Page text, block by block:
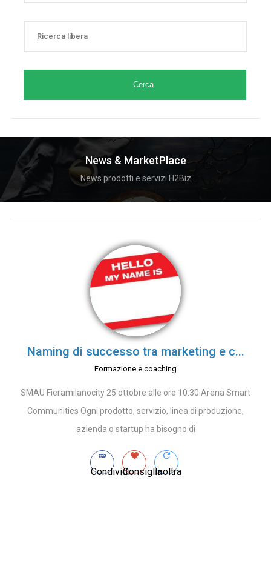
Cerca
News & MarketPlace
News prodotti e servizi H2Biz
Naming di successo tra marketing e c...
Formazione e coaching
SMAU Fieramilanocity 25 ottobre alle ore 10:30 Arena Smart
Communities Ogni prodotto, servizio, linea di produzione,
azienda o startup ha bisogno di
CondividiConsigliaInoltra